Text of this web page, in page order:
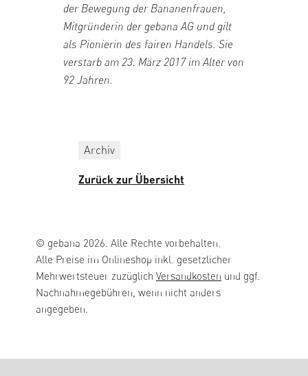
der Bewegung der Bananenfrauen,
Mitgründerin der gebana AG und gilt
als Pionierin des fairen Handels. Sie
verstarb am 23. März 2017 im Alter von
92 Jahren.
Archiv
Zurück zur Übersicht
© gebana 2026. Alle Rechte vorbehalten.
Alle Preise im Onlineshop inkl. gesetzlicher
Mehrwertsteuer zuzüglich Versandkosten und ggf.
Nachnahmegebühren, wenn nicht anders
angegeben.